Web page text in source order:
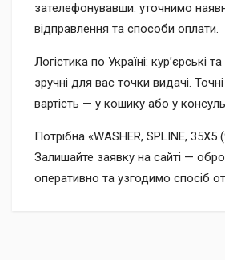
зателефонувавши: уточнимо
відправлення та способи оплати.
Логістика по Україні: кур’єрські
зручні для вас точки видачі.
вартість — у кошику або у
Потрібна «WASHER, SPLINE, 35X5
Залишайте заявку на сайті —
оперативно та узгодимо спосіб